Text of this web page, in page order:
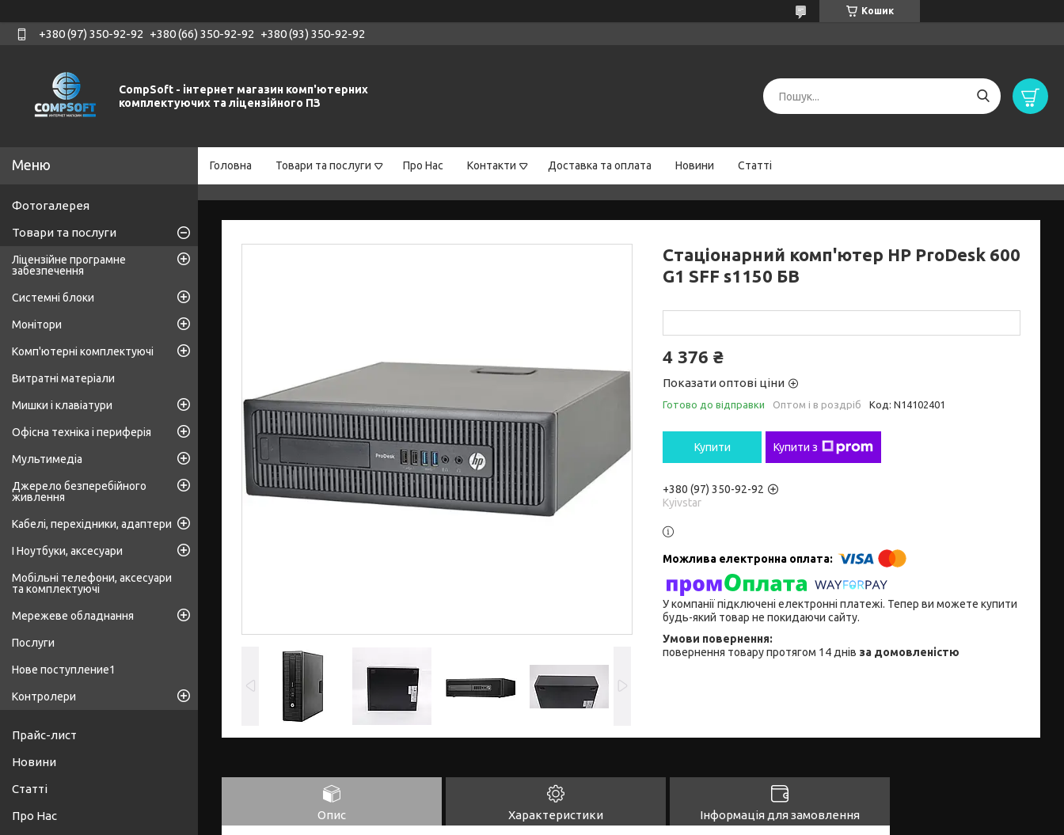
Кошик
+380 (97) 350-92-92 +380 (66) 350-92-92 +380 (93) 350-92-92
CompSoft - інтернет магазин комп'ютерних
комплектуючих та ліцензійного ПЗ
Головна Товари та послуги Про Нас Контакти Доставка та оплата Новини Статті
Стаціонарний комп'ютер HP ProDesk 600
G1 SFF s1150 БВ
4 376 ₴
Показати оптові ціни
Готово до відправки Оптом і в роздріб Код: N14102401
Купити Купити з
+380 (97) 350-92-92
Kyivstar
У компанії підключені електронні платежі. Тепер ви можете купити
будь-який товар не покидаючи сайту.
повернення товару протягом 14 днів за домовленістю
Опис Характеристики Інформація для замовлення
Фотогалерея
Товари та послуги
Ліцензійне програмне
забезпечення
Системні блоки
Монітори
Комп'ютерні комплектуючі
Витратні матеріали
Мишки і клавіатури
Офісна техніка і периферія
Мультимедіа
Джерело безперебійного
живлення
Кабелі, перехідники, адаптери
І Ноутбуки, аксесуари
Мобільні телефони, аксесуари
та комплектуючі
Мережеве обладнання
Послуги
Нове поступление1
Контролери
Прайс-лист
Новини
Статті
Про Нас